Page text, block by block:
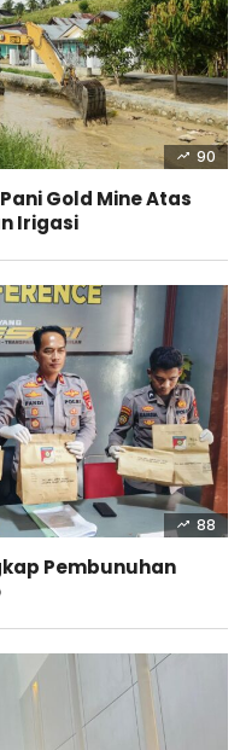
90
Gold Mine Atas
Irigasi
88
Pembunuhan